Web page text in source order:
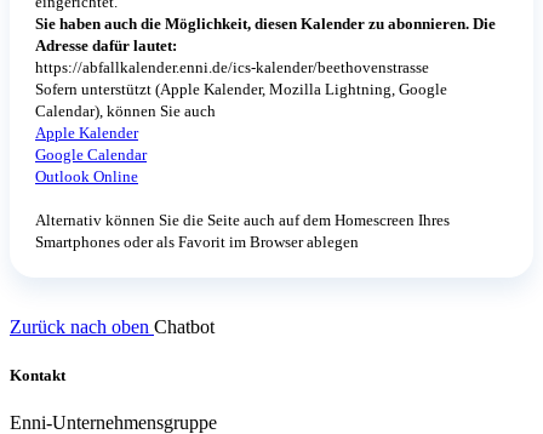
Sie haben auch die Möglichkeit, diesen Kalender zu abonnieren. Die
Adresse dafür lautet:
https://abfallkalender.enni.de/ics-kalender/beethovenstrasse
Sofern unterstützt (Apple Kalender, Mozilla Lightning, Google
Calendar), können Sie auch
Apple Kalender
Google Calendar
Outlook Online
Alternativ können Sie die Seite auch auf dem Homescreen Ihres
Smartphones oder als Favorit im Browser ablegen
Zurück nach oben Chatbot
Kontakt
Enni-Unternehmensgruppe